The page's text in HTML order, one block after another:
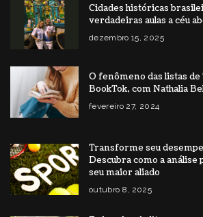
Cidades históricas
verdadeiras aulas a céu
dezembro 15, 2025
O fenômeno das listas de
BookTok, com Nathalia
fevereiro 27, 2024
Transforme seu
Descubra como a
seu maior aliado
outubro 8, 2025